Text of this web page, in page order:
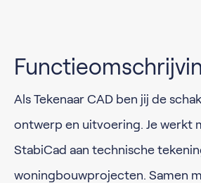
Als Tekenaar CAD ben jij de
ontwerp en uitvoering. Je werkt
StabiCad aan technische
woningbouwprojecten. Samen